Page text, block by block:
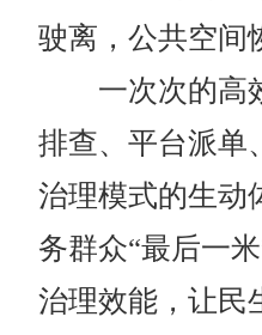
驶离，公共空
一次次的高
排查、平台派单
治理模式的生动
务群众“最后一
治理效能，让民